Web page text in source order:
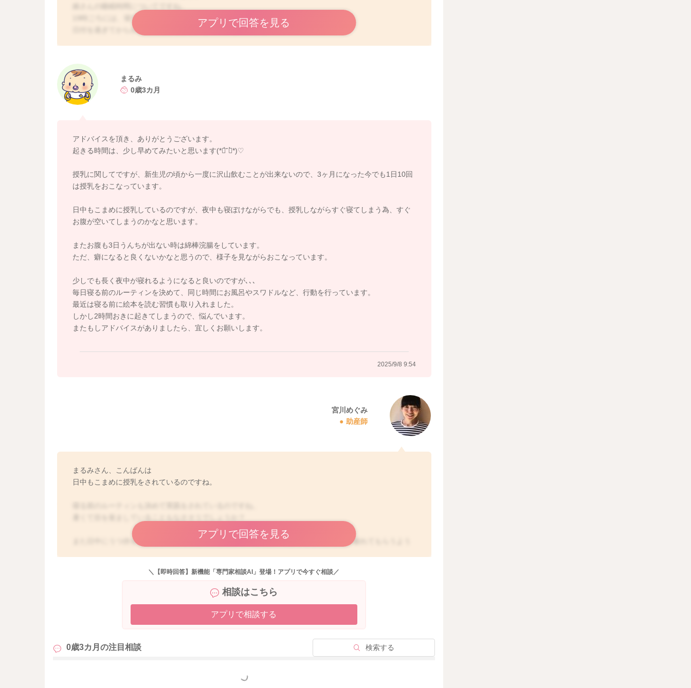
19時ごろには、寝てくれるということでとてもいい習慣のように思いました。
日付を過ぎてからが頻回に起きるようになっているのですね。
書かれていたように、夜間にどんなに起きていても、朝は早くに決めた時間に起こしていただくのがいい
ですよ。
そうして早くから1日を始めていただけるといいと思います。
そうするとお昼寝、夕寝の時間も変わってくると思います。
ますよ。
もし日中の授乳で、遊びのみをしていることもありましたら、寝ぼけているようなタイミングにも飲ませ
欲しがり方が変わることもあるかもしれません。
いいと思います。
お腹が楽になることでも、ねんねのパターンが変わることもあると思います。
良かったら参考になさってみてください。
どうぞよろしくお願いします。
アプリで回答を見る
まるみ
0歳3カ月
アドバイスを頂き、ありがとうございます。
起きる時間は、少し早めてみたいと思います(*ฅ́˘ฅ̀*)♡
授乳に関してですが、新生児の頃から一度に沢山飲むことが出来ないので、3ヶ月になった今でも1日10回
は授乳をおこなっています。
日中もこまめに授乳しているのですが、夜中も寝ぼけながらでも、授乳しながらすぐ寝てしまう為、すぐ
お腹が空いてしまうのかなと思います。
またお腹も3日うんちが出ない時は綿棒浣腸をしています。
ただ、癖になると良くないかなと思うので、様子を見ながらおこなっています。
少しでも長く夜中が寝れるようになると良いのですが､､､
毎日寝る前のルーティンを決めて、同じ時間にお風呂やスワドルなど、行動を行っています。
最近は寝る前に絵本を読む習慣も取り入れました。
しかし2時間おきに起きてしまうので、悩んでいます。
またもしアドバイスがありましたら、宜しくお願いします。
2025/9/8 9:54
宮川めぐみ
助産師
まるみさん、こんばんは
日中もこまめに授乳をされているのですね。
また日中にうつ伏せ遊びをされる時間を増やしてみていただき、今よりももう少し遊び疲れてもらうよう
月齢×10分で、今ならば30分ほど1日のトータルで遊んでもらえるぐらい体力がついているとされますよ。
もし良かったら遊びを増やしてみての反応もみてみていただけたらと思います。
どうぞよろしくお願いします。
アプリで回答を見る
＼【即時回答】新機能「専門家相談AI」登場！アプリで今すぐ相談／
相談はこちら
アプリで相談する
0歳3カ月の注目相談 検索する
もっと見る